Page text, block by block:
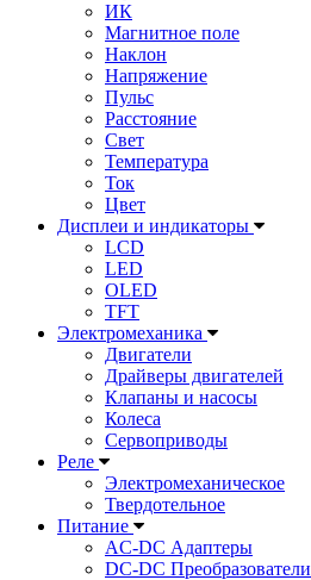
ИК
Магнитное поле
Наклон
Напряжение
Пульс
Расстояние
Свет
Температура
Ток
Цвет
Дисплеи и индикаторы
LCD
LED
OLED
TFT
Электромеханика
Двигатели
Драйверы двигателей
Клапаны и насосы
Колеса
Сервоприводы
Реле
Электромеханическое
Твердотельное
Питание
AC-DC Адаптеры
DC-DC Преобразователи